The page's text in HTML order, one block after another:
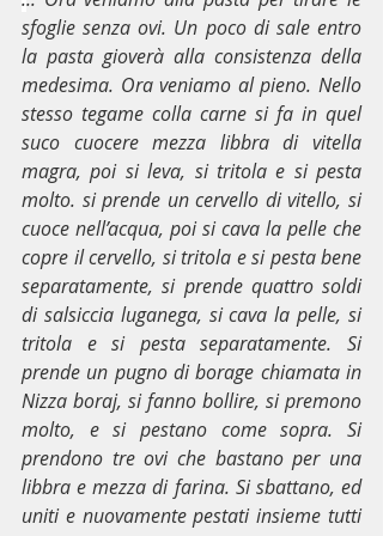
sfoglie senza ovi. Un poco di sale entro
la pasta gioverà alla consistenza della
medesima. Ora veniamo al pieno. Nello
stesso tegame colla carne si fa in quel
suco cuocere mezza libbra di vitella
magra, poi si leva, si tritola e si pesta
molto. si prende un cervello di vitello, si
cuoce nell’acqua, poi si cava la pelle che
copre il cervello, si tritola e si pesta bene
separatamente, si prende quattro soldi
di salsiccia luganega, si cava la pelle, si
tritola e si pesta separatamente. Si
prende un pugno di borage chiamata in
Nizza boraj, si fanno bollire, si premono
molto, e si pestano come sopra. Si
prendono tre ovi che bastano per una
libbra e mezza di farina. Si sbattano, ed
uniti e nuovamente pestati insieme tutti